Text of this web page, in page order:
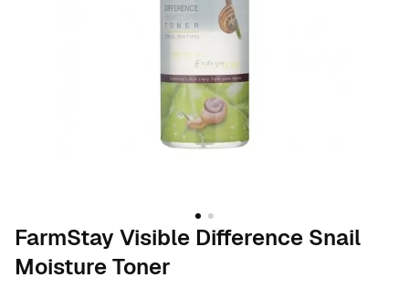
FarmStay Visible Difference Snail
Moisture Toner